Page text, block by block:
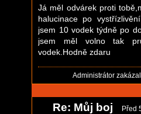
Já měl odvárek proti
halucinace po
jsem 10 vodek týdně po
jsem měl volno tak
vodek.Hodně zdaru
Administrátor
Re: Můj boj Před